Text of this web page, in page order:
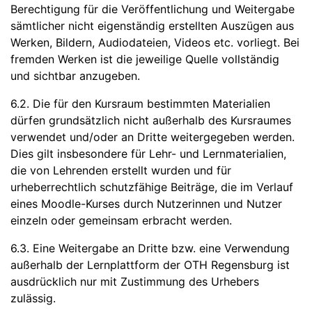
Berechtigung für die Veröffentlichung und Weitergabe
sämtlicher nicht eigenständig erstellten Auszügen aus
Werken, Bildern, Audiodateien, Videos etc. vorliegt. Bei
fremden Werken ist die jeweilige Quelle vollständig
und sichtbar anzugeben.
6.2. Die für den Kursraum bestimmten Materialien
dürfen grundsätzlich nicht außerhalb des Kursraumes
verwendet und/oder an Dritte weitergegeben werden.
Dies gilt insbesondere für Lehr- und Lernmaterialien,
die von Lehrenden erstellt wurden und für
urheberrechtlich schutzfähige Beiträge, die im Verlauf
eines Moodle-Kurses durch Nutzerinnen und Nutzer
einzeln oder gemeinsam erbracht werden.
6.3. Eine Weitergabe an Dritte bzw. eine Verwendung
außerhalb der Lernplattform der OTH Regensburg ist
ausdrücklich nur mit Zustimmung des Urhebers
zulässig.